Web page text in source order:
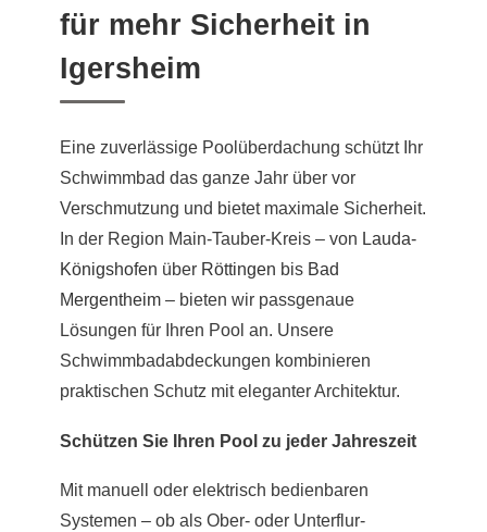
für mehr Sicherheit in
Igersheim
Eine zuverlässige Poolüberdachung schützt Ihr
Schwimmbad das ganze Jahr über vor
Verschmutzung und bietet maximale Sicherheit.
In der Region Main-Tauber-Kreis – von Lauda-
Königshofen über Röttingen bis Bad
Mergentheim – bieten wir passgenaue
Lösungen für Ihren Pool an. Unsere
Schwimmbadabdeckungen kombinieren
praktischen Schutz mit eleganter Architektur.
Schützen Sie Ihren Pool zu jeder Jahreszeit
Mit manuell oder elektrisch bedienbaren
Systemen – ob als Ober- oder Unterflur-